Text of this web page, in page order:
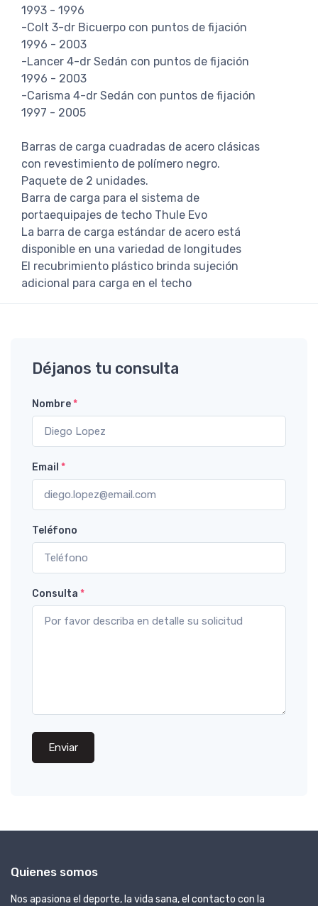
1993 - 1996
-Colt 3-dr Bicuerpo con puntos de fijación
1996 - 2003
-Lancer 4-dr Sedán con puntos de fijación
1996 - 2003
-Carisma 4-dr Sedán con puntos de fijación
1997 - 2005
Barras de carga cuadradas de acero clásicas
con revestimiento de polímero negro.
Paquete de 2 unidades.
Barra de carga para el sistema de
portaequipajes de techo Thule Evo
La barra de carga estándar de acero está
disponible en una variedad de longitudes
El recubrimiento plástico brinda sujeción
adicional para carga en el techo
Déjanos tu consulta
Nombre*
Email *
Teléfono
Consulta *
Enviar
Quienes somos
Nos apasiona el deporte, la vida sana, el contacto con la